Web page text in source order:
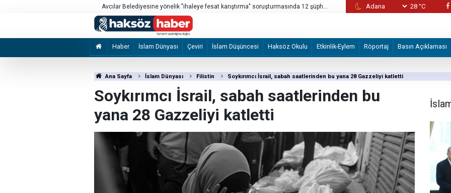
Avcılar Belediyesine yönelik "ihaleye fesat karıştırma" soruşturmasında 12 şüpheli
tutuklandı
'Gölgedeki direnişçi': Mühendis Hasan El-
28 °C
Haber İslam Dünyası Çeviri İslam Düşüncesi Haksöz Okulu Etkinlik-Eylem Röportaj Basın Açıklaması
Ana Sayfa İslam Dünyası Filistin Soykırımcı İsrail, sabah saatlerinden bu yana 28 Gazzeliyi katletti
Soykırımcı İsrail, sabah saatlerinden bu
yana 28 Gazzeliyi katletti